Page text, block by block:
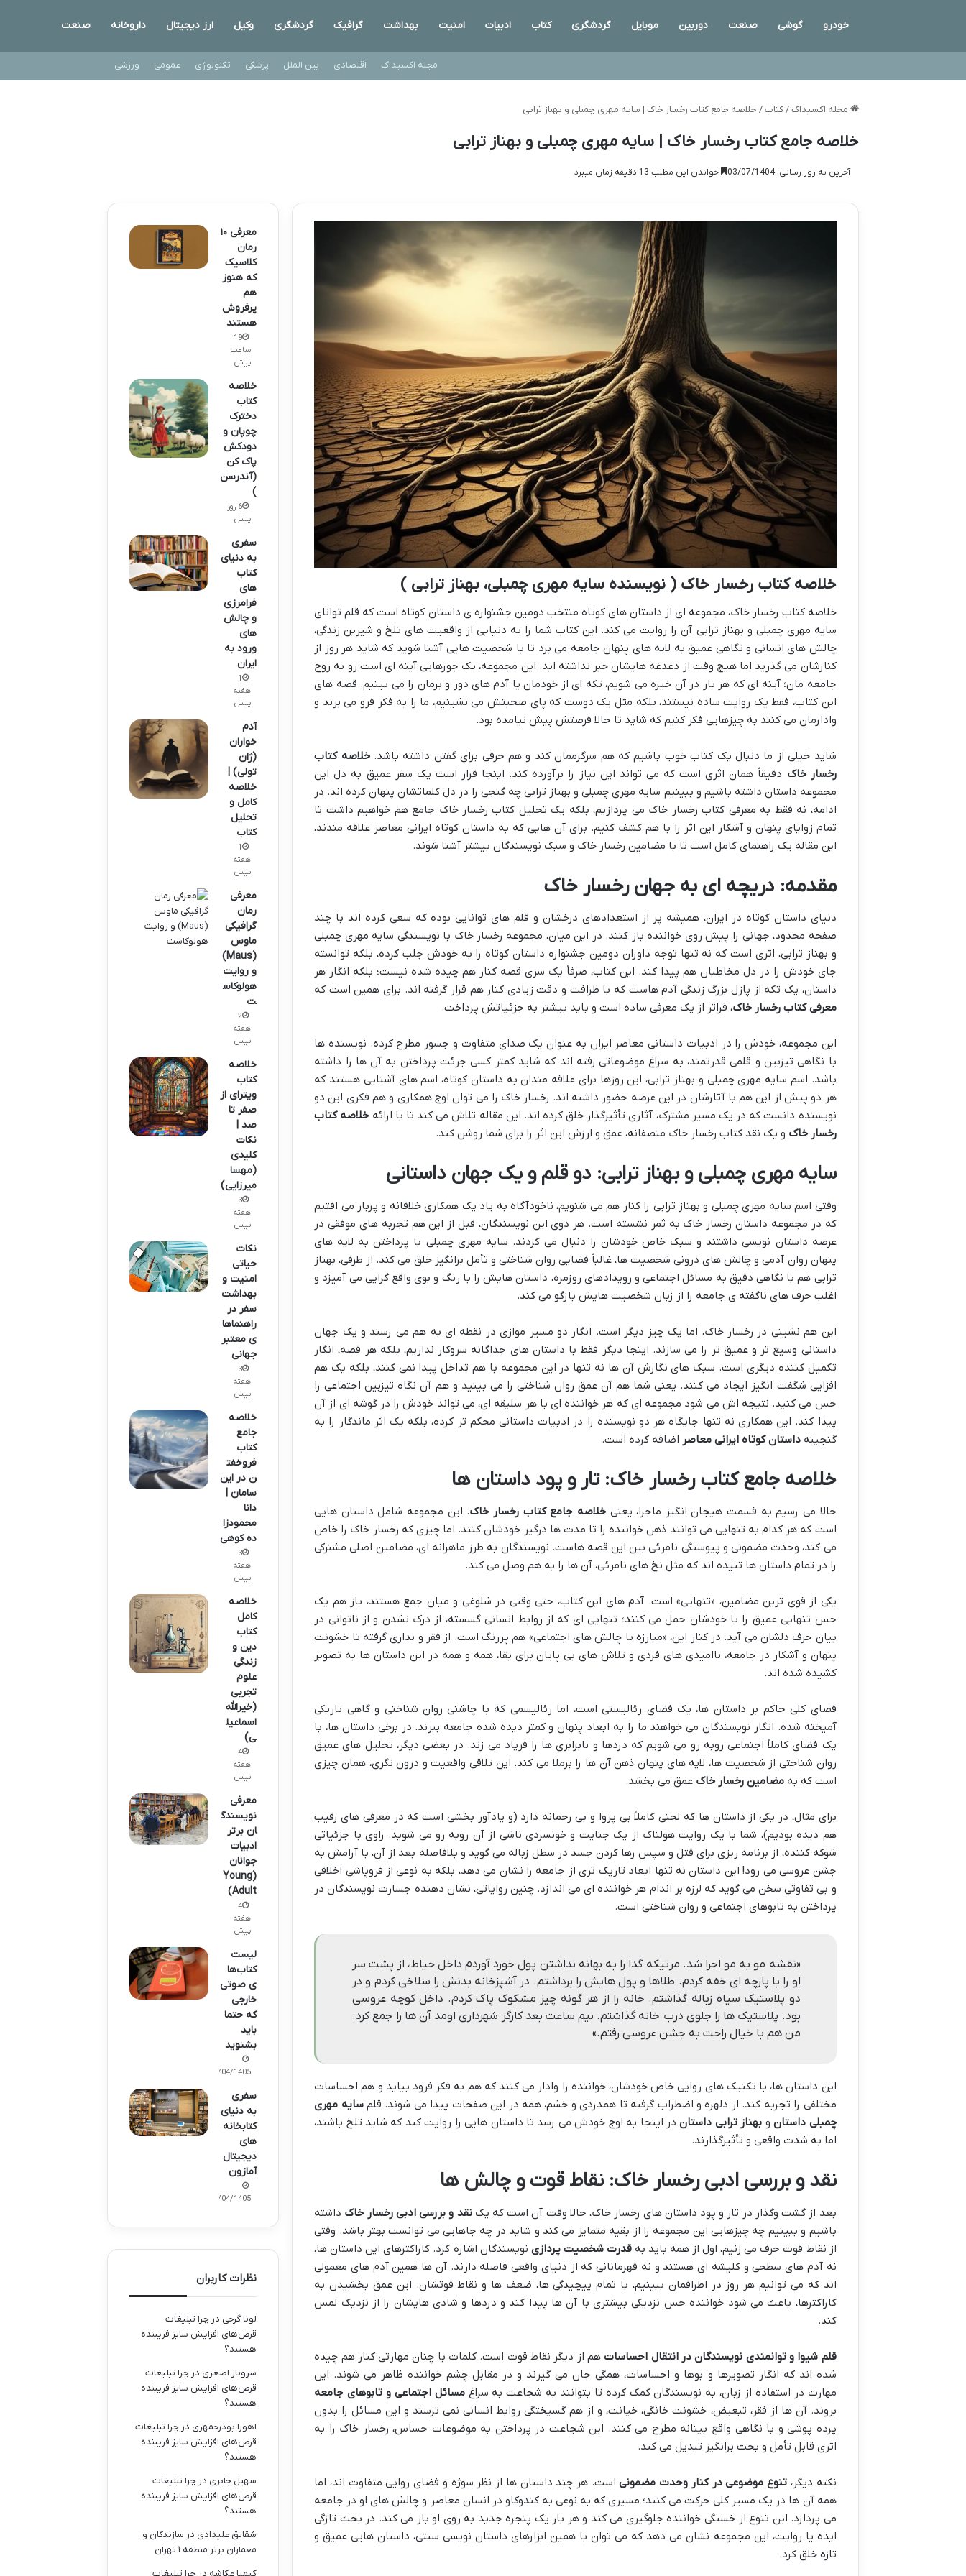
خودرو گوشی صنعت دوربین موبایل گردشگری کتاب ادبیات امنیت بهداشت گرافیک گردشگری وکیل ارز دیجیتال داروخانه صنعت
مجله اکسیداک اقتصادی بین الملل پزشکی تکنولوژی عمومی ورزشی
مجله اکسیداک / کتاب / خلاصه جامع کتاب رخسار خاک | سایه مهری چمبلی و بهناز ترابی
خلاصه جامع کتاب رخسار خاک | سایه مهری چمبلی و بهناز ترابی
آخرین به روز رسانی: 03/07/1404 خواندن این مطلب 13 دقیقه زمان میبرد
خلاصه کتاب رخسار خاک ( نویسنده سایه مهری چمبلی، بهناز ترابی )
خلاصه کتاب رخسار خاک، مجموعه ای از داستان های کوتاه منتخب دومین جشنواره ی داستان کوتاه است که قلم توانای
سایه مهری چمبلی و بهناز ترابی آن را روایت می کند. این کتاب شما را به دنیایی از واقعیت های تلخ و شیرین زندگی،
چالش های انسانی و نگاهی عمیق به لایه های پنهان جامعه می برد تا با شخصیت هایی آشنا شوید که شاید هر روز از
کنارشان می گذرید اما هیچ وقت از دغدغه هایشان خبر نداشته اید. این مجموعه، یک جورهایی آینه ای است رو به روح
جامعه مان؛ آینه ای که هر بار در آن خیره می شویم، تکه ای از خودمان یا آدم های دور و برمان را می بینیم. قصه های
این کتاب، فقط یک روایت ساده نیستند، بلکه مثل یک دوست که پای صحبتش می نشینیم، ما را به فکر فرو می برند و
وادارمان می کنند به چیزهایی فکر کنیم که شاید تا حالا فرصتش پیش نیامده بود.
شاید خیلی از ما دنبال یک کتاب خوب باشیم که هم سرگرممان کند و هم حرفی برای گفتن داشته باشد.خلاصه کتاب
رخسار خاک دقیقاً همان اثری است که می تواند این نیاز را برآورده کند. اینجا قرار است یک سفر عمیق به دل این
مجموعه داستان داشته باشیم و ببینیم سایه مهری چمبلی و بهناز ترابی چه گنجی را در دل کلماتشان پنهان کرده اند. در
ادامه، نه فقط به معرفی کتاب رخسار خاک می پردازیم، بلکه یک تحلیل کتاب رخسار خاک جامع هم خواهیم داشت تا
تمام زوایای پنهان و آشکار این اثر را با هم کشف کنیم. برای آن هایی که به داستان کوتاه ایرانی معاصر علاقه مندند،
این مقاله یک راهنمای کامل است تا با مضامین رخسار خاک و سبک نویسندگان بیشتر آشنا شوند.
مقدمه: دریچه ای به جهان رخسار خاک
دنیای داستان کوتاه در ایران، همیشه پر از استعدادهای درخشان و قلم های توانایی بوده که سعی کرده اند با چند
صفحه محدود، جهانی را پیش روی خواننده باز کنند. در این میان، مجموعه رخسار خاک با نویسندگی سایه مهری چمبلی
و بهناز ترابی، اثری است که نه تنها توجه داوران دومین جشنواره داستان کوتاه را به خودش جلب کرده، بلکه توانسته
جای خودش را در دل مخاطبان هم پیدا کند. این کتاب، صرفاً یک سری قصه کنار هم چیده شده نیست؛ بلکه انگار هر
داستان، یک تکه از پازل بزرگ زندگی آدم هاست که با ظرافت و دقت زیادی کنار هم قرار گرفته اند. برای همین است که
معرفی کتاب رخسار خاک، فراتر از یک معرفی ساده است و باید بیشتر به جزئیاتش پرداخت.
این مجموعه، خودش را در ادبیات داستانی معاصر ایران به عنوان یک صدای متفاوت و جسور مطرح کرده. نویسنده ها
با نگاهی تیزبین و قلمی قدرتمند، به سراغ موضوعاتی رفته اند که شاید کمتر کسی جرئت پرداختن به آن ها را داشته
باشد. اسم سایه مهری چمبلی و بهناز ترابی، این روزها برای علاقه مندان به داستان کوتاه، اسم های آشنایی هستند که
هر دو پیش از این هم با آثارشان در این عرصه حضور داشته اند. رخسار خاک را می توان اوج همکاری و هم فکری این دو
نویسنده دانست که در یک مسیر مشترک، آثاری تأثیرگذار خلق کرده اند. این مقاله تلاش می کند تا با ارائه خلاصه کتاب
رخسار خاک و یک نقد کتاب رخسار خاک منصفانه، عمق و ارزش این اثر را برای شما روشن کند.
سایه مهری چمبلی و بهناز ترابی: دو قلم و یک جهان داستانی
وقتی اسم سایه مهری چمبلی و بهناز ترابی را کنار هم می شنویم، ناخودآگاه به یاد یک همکاری خلاقانه و پربار می افتیم
که در مجموعه داستان رخسار خاک به ثمر نشسته است. هر دوی این نویسندگان، قبل از این هم تجربه های موفقی در
عرصه داستان نویسی داشتند و سبک خاص خودشان را دنبال می کردند. سایه مهری چمبلی با پرداختن به لایه های
پنهان روان آدمی و چالش های درونی شخصیت ها، غالباً فضایی روان شناختی و تأمل برانگیز خلق می کند. از طرفی، بهناز
ترابی هم با نگاهی دقیق به مسائل اجتماعی و رویدادهای روزمره، داستان هایش را با رنگ و بوی واقع گرایی می آمیزد و
اغلب حرف های ناگفته ی جامعه را از زبان شخصیت هایش بازگو می کند.
این هم نشینی در رخسار خاک، اما یک چیز دیگر است. انگار دو مسیر موازی در نقطه ای به هم می رسند و یک جهان
داستانی وسیع تر و عمیق تر را می سازند. اینجا دیگر فقط با داستان های جداگانه سروکار نداریم، بلکه هر قصه، انگار
تکمیل کننده دیگری است. سبک های نگارش آن ها نه تنها در این مجموعه با هم تداخل پیدا نمی کنند، بلکه یک هم
افزایی شگفت انگیز ایجاد می کنند. یعنی شما هم آن عمق روان شناختی را می بینید و هم آن نگاه تیزبین اجتماعی را
حس می کنید. نتیجه اش می شود مجموعه ای که هر خواننده ای با هر سلیقه ای، می تواند خودش را در گوشه ای از آن
پیدا کند. این همکاری نه تنها جایگاه هر دو نویسنده را در ادبیات داستانی محکم تر کرده، بلکه یک اثر ماندگار را به
گنجینهداستان کوتاه ایرانی معاصر اضافه کرده است.
خلاصه جامع کتاب رخسار خاک: تار و پود داستان ها
حالا می رسیم به قسمت هیجان انگیز ماجرا، یعنیخلاصه جامع کتاب رخسار خاک. این مجموعه شامل داستان هایی
است که هر کدام به تنهایی می توانند ذهن خواننده را تا مدت ها درگیر خودشان کنند. اما چیزی که رخسار خاک را خاص
می کند، وحدت مضمونی و پیوستگی نامرئی بین این قصه هاست. نویسندگان به طرز ماهرانه ای، مضامین اصلی مشترکی
را در تمام داستان ها تنیده اند که مثل نخ های نامرئی، آن ها را به هم وصل می کند.
یکی از قوی ترین مضامین، «تنهایی» است. آدم های این کتاب، حتی وقتی در شلوغی و میان جمع هستند، باز هم یک
حس تنهایی عمیق را با خودشان حمل می کنند؛ تنهایی ای که از روابط انسانی گسسته، از درک نشدن و از ناتوانی در
بیان حرف دلشان می آید. در کنار این، «مبارزه با چالش های اجتماعی» هم پررنگ است. از فقر و نداری گرفته تا خشونت
پنهان و آشکار در جامعه، ناامیدی های فردی و تلاش های بی پایان برای بقا، همه و همه در این داستان ها به تصویر
کشیده شده اند.
فضای کلی حاکم بر داستان ها، یک فضای رئالیستی است، اما رئالیسمی که با چاشنی روان شناختی و گاهی تاریکی
آمیخته شده. انگار نویسندگان می خواهند ما را به ابعاد پنهان و کمتر دیده شده جامعه ببرند. در برخی داستان ها، با
یک فضای کاملاً اجتماعی روبه رو می شویم که دردها و نابرابری ها را فریاد می زند. در بعضی دیگر، تحلیل های عمیق
روان شناختی از شخصیت ها، لایه های پنهان ذهن آن ها را برملا می کند. این تلاقی واقعیت و درون نگری، همان چیزی
است که بهمضامین رخسار خاک عمق می بخشد.
برای مثال، در یکی از داستان ها که لحنی کاملاً بی پروا و بی رحمانه دارد (و یادآور بخشی است که در معرفی های رقیب
هم دیده بودیم)، شما با یک روایت هولناک از یک جنایت و خونسردی ناشی از آن روبه رو می شوید. راوی با جزئیاتی
شوکه کننده، از برنامه ریزی برای قتل و سپس رها کردن جسد در سطل زباله می گوید و بلافاصله بعد از آن، با آرامش به
جشن عروسی می رود! این داستان نه تنها ابعاد تاریک تری از جامعه را نشان می دهد، بلکه به نوعی از فروپاشی اخلاقی
و بی تفاوتی سخن می گوید که لرزه بر اندام هر خواننده ای می اندازد. چنین روایاتی، نشان دهنده جسارت نویسندگان در
پرداختن به تابوهای اجتماعی و روان شناختی است.
«نقشه مو به مو اجرا شد. مرتیکه گدا را به بهانه نداشتن پول خورد آوردم داخل حیاط، از پشت سر
او را با پارچه ای خفه کردم. طلاها و پول هایش را برداشتم. در آشپزخانه بدنش را سلاخی کردم و در
دو پلاستیک سیاه زباله گذاشتم. خانه را از هر گونه چیز مشکوک پاک کردم. داخل کوچه عروسی
بود. پلاستیک ها را جلوی درب خانه گذاشتم. نیم ساعت بعد کارگر شهرداری اومد آن ها را جمع کرد.
من هم با خیال راحت به جشن عروسی رفتم.»
این داستان ها، با تکنیک های روایی خاص خودشان، خواننده را وادار می کنند که هم به فکر فرود بیاید و هم احساسات
مختلفی را تجربه کند. از دلهره و اضطراب گرفته تا همدردی و خشم، همه در این صفحات پیدا می شوند. قلمسایه مهری
چمبلی داستانو بهناز ترابی داستاندر اینجا به اوج خودش می رسد تا داستان هایی را روایت کند که شاید تلخ باشند،
اما به شدت واقعی و تأثیرگذارند.
نقد و بررسی ادبی رخسار خاک: نقاط قوت و چالش ها
بعد از گشت وگذار در تار و پود داستان های رخسار خاک، حالا وقت آن است که یکنقد و بررسی ادبی رخسار خاک داشته
باشیم و ببینیم چه چیزهایی این مجموعه را از بقیه متمایز می کند و شاید در چه جاهایی می توانست بهتر باشد. وقتی
از نقاط قوت حرف می زنیم، اول از همه باید بهقدرت شخصیت پردازی نویسندگان اشاره کرد. کاراکترهای این داستان ها،
نه آدم های سطحی و کلیشه ای هستند و نه قهرمانانی که از دنیای واقعی فاصله دارند. آن ها همین آدم های معمولی
اند که می توانیم هر روز در اطرافمان ببینیم، با تمام پیچیدگی ها، ضعف ها و نقاط قوتشان. این عمق بخشیدن به
کاراکترها، باعث می شود خواننده حس نزدیکی بیشتری با آن ها پیدا کند و دردها و شادی هایشان را از نزدیک لمس
کند.
قلم شیوا و توانمندی نویسندگان در انتقال احساسات هم از دیگر نقاط قوت است. کلمات با چنان مهارتی کنار هم چیده
شده اند که انگار تصویرها و بوها و احساسات، همگی جان می گیرند و در مقابل چشم خواننده ظاهر می شوند. این
مهارت در استفاده از زبان، به نویسندگان کمک کرده تا بتوانند به شجاعت به سراغمسائل اجتماعی و تابوهای جامعه
بروند. آن ها از فقر، تبعیض، خشونت خانگی، خیانت، و از هم گسیختگی روابط انسانی نمی ترسند و این مسائل را بدون
پرده پوشی و با نگاهی واقع بینانه مطرح می کنند. این شجاعت در پرداختن به موضوعات حساس، رخسار خاک را به
اثری قابل تأمل و بحث برانگیز تبدیل می کند.
نکته دیگر، تنوع موضوعی در کنار وحدت مضمونیاست. هر چند داستان ها از نظر سوژه و فضای روایی متفاوت اند، اما
همه آن ها در یک مسیر کلی حرکت می کنند؛ مسیری که به نوعی به کندوکاو در انسان معاصر و چالش های او در جامعه
می پردازد. این تنوع از خستگی خواننده جلوگیری می کند و هر بار یک پنجره جدید به روی او باز می کند. در بحث تازگی
ایده یا روایت، این مجموعه نشان می دهد که می توان با همین ابزارهای داستان نویسی سنتی، داستان هایی عمیق و
تازه خلق کرد.
معرفی ۱۰
رمان
کلاسیک
که هنوز
هم
پرفروش
هستند
19
ساعت
پیش
خلاصه
کتاب
دخترک
چوپان و
دودکش
پاک کن
(آندرسن
)
6 روز
پیش
سفری
به دنیای
کتاب
های
فرامرزی
و چالش
های
ورود به
ایران
1
هفته
پیش
آدم
خواران
(ژان
تولی) |
خلاصه
کامل و
تحلیل
کتاب
1
هفته
پیش
معرفی
رمان
گرافیکی
ماوس
(Maus)
و روایت
هولوکاس
ت
2
هفته
پیش
خلاصه
کتاب
ویترای از
صفر تا
صد |
نکات
کلیدی
(مهسا
میرزایی)
3
هفته
پیش
نکات
حیاتی
امنیت و
بهداشت
سفر در
راهنماها
ی معتبر
جهانی
3
هفته
پیش
خلاصه
جامع
کتاب
فروخفت
ن در این
سامان |
دانا
محمودزا
ده کوهی
3
هفته
پیش
خلاصه
کامل
کتاب
دین و
زندگی
علوم
تجربی
(خیرالله
اسماعیل
ی)
4
هفته
پیش
معرفی
نویسندگ
ان برتر
ادبیات
جوانان
(Young
Adult)
4
هفته
پیش
لیست
کتاب‌ها
ی صوتی
خارجی
که حتما
باید
بشنوید
10/04/1405
سفری
به دنیای
کتابخانه‌
های
دیجیتال
آمازون
01/04/1405
نظرات کاربران
لونا گرجی در چرا تبلیغات
قرص‌های افزایش سایز فریبنده
هستند؟
سروناز اصغری در چرا تبلیغات
قرص‌های افزایش سایز فریبنده
هستند؟
اهورا بوذرجمهری در چرا تبلیغات
قرص‌های افزایش سایز فریبنده
هستند؟
سهیل جابری در چرا تبلیغات
قرص‌های افزایش سایز فریبنده
هستند؟
شقایق علیدادی در سازندگان و
معماران برتر منطقه ۱ تهران
کیمیا عکاشه در چرا تبلیغات